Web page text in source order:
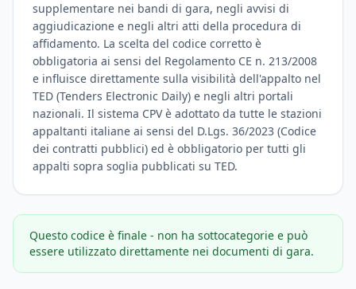
supplementare nei bandi di gara, negli avvisi di
aggiudicazione e negli altri atti della procedura di
affidamento. La scelta del codice corretto è
obbligatoria ai sensi del Regolamento CE n. 213/2008
e influisce direttamente sulla visibilità dell'appalto nel
TED (Tenders Electronic Daily) e negli altri portali
nazionali. Il sistema CPV è adottato da tutte le stazioni
appaltanti italiane ai sensi del D.Lgs. 36/2023 (Codice
dei contratti pubblici) ed è obbligatorio per tutti gli
appalti sopra soglia pubblicati su TED.
Questo codice è finale - non ha sottocategorie e può
essere utilizzato direttamente nei documenti di gara.